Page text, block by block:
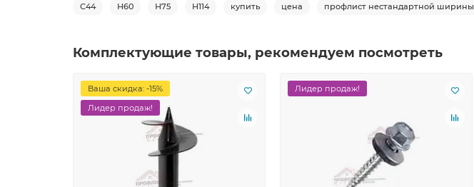
С44 Н60 Н75 Н114 купить цена профлист нестандартной ширины
Комплектующие товары, рекомендуем посмотреть
Ваша скидка: -15%
Лидер продаж!
Лидер продаж!